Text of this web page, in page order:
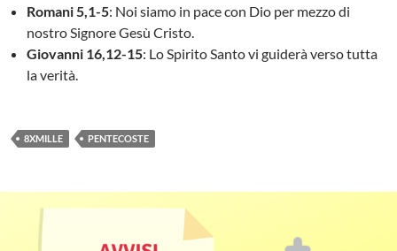
Romani 5,1-5: Noi siamo in pace con Dio per mezzo di
nostro Signore Gesù Cristo.
Giovanni 16,12-15: Lo Spirito Santo vi guiderà verso tutta
la verità.
8XMILLE PENTECOSTE